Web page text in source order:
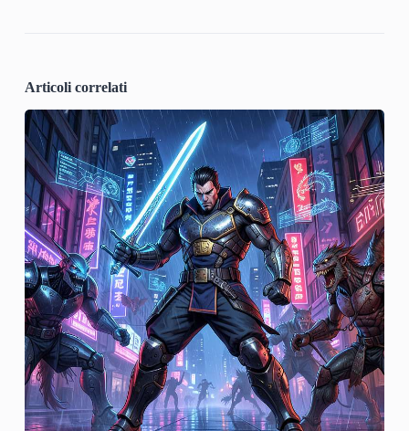
Articoli correlati